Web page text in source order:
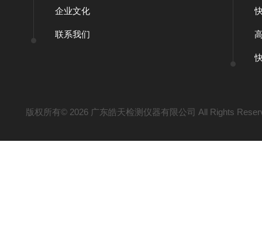
企业文化
联系我们
版权所有© 2026 广东皓天检测仪器有限公司 All Rights